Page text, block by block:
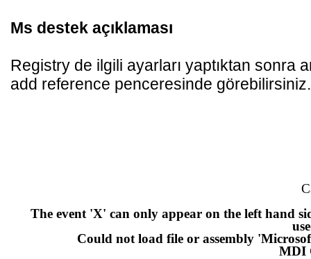
Ms destek açıklaması
Registry de ilgili ayarları yaptıktan sonra
add reference penceresinde görebilirsiniz.
The event 'X' can only appear on the left hand
Could not load file or assembly
MDI